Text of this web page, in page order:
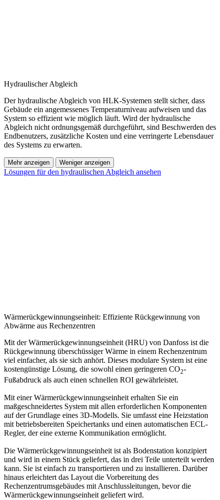
Hydraulischer Abgleich
Der hydraulische Abgleich von HLK-Systemen stellt sicher, dass
Gebäude ein angemessenes Temperaturniveau aufweisen und das
System so effizient wie möglich läuft. Wird der hydraulische
Abgleich nicht ordnungsgemäß durchgeführt, sind Beschwerden des
Endbenutzers, zusätzliche Kosten und eine verringerte Lebensdauer
des Systems zu erwarten.
Mehr anzeigen Weniger anzeigen
Lösungen für den hydraulischen Abgleich ansehen
Wärmerückgewinnungseinheit: Effiziente Rückgewinnung von
Abwärme aus Rechenzentren
Mit der Wärmerückgewinnungseinheit (HRU) von Danfoss ist die
Rückgewinnung überschüssiger Wärme in einem Rechenzentrum
viel einfacher, als sie sich anhört. Dieses modulare System ist eine
kostengünstige Lösung, die sowohl einen geringeren CO2-
Fußabdruck als auch einen schnellen ROI gewährleistet.
Mit einer Wärmerückgewinnungseinheit erhalten Sie ein
maßgeschneidertes System mit allen erforderlichen Komponenten
auf der Grundlage eines 3D-Modells. Sie umfasst eine Heizstation
mit betriebsbereiten Speichertanks und einen automatischen ECL-
Regler, der eine externe Kommunikation ermöglicht.
Die Wärmerückgewinnungseinheit ist als Bodenstation konzipiert
und wird in einem Stück geliefert, das in drei Teile unterteilt werden
kann. Sie ist einfach zu transportieren und zu installieren. Darüber
hinaus erleichtert das Layout die Vorbereitung des
Rechenzentrumsgebäudes mit Anschlussleitungen, bevor die
Wärmerückgewinnungseinheit geliefert wird.